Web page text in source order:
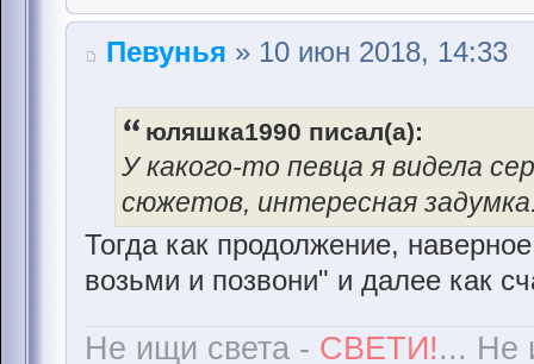
Певунья » 10 июн 2018, 14:33
юляшка1990 писал(а):
У какого-то певца я видела
сюжетов, интересная
Тогда как продолжение,
возьми и позвони" и далее как
Не ищи света - СВЕТИ!... Не